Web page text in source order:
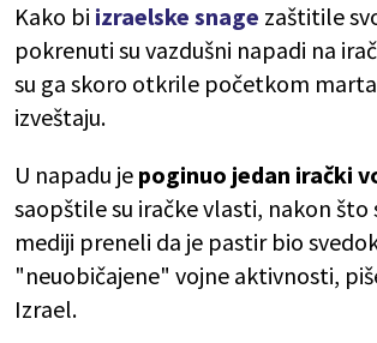
Kako bi izraelske snage zaštitile
pokrenuti su vazdušni napadi na
su ga skoro otkrile početkom
izveštaju.
U napadu je poginuo jedan irački
saopštile su iračke vlasti, nakon što
mediji preneli da je pastir bio
"neuobičajene" vojne aktivnosti,
Izrael.